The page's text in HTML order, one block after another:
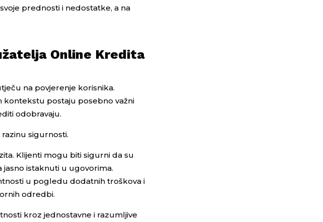
prednosti i nedostatke, a na
Online Kredita
na povjerenje korisnika.
kontekstu postaju posebno važni
odobravaju.
sigurnosti.
Klijenti mogu biti sigurni da su
jasno istaknuti u ugovorima.
u pogledu dodatnih troškova i
odredbi.
kroz jednostavne i razumljive